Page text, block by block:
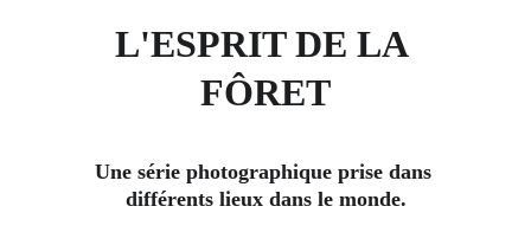
L'ESPRIT DE LA
FÔRET
Une série photographique prise dans
différents lieux dans le monde.